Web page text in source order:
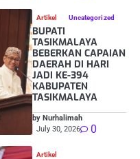
Artikel Uncategorized
BUPATI
TASIKMALAYA
BEBERKAN CAPAIAN
DAERAH DI HARI
JADI KE-394
KABUPATEN
TASIKMALAYA
by Nurhalimah
July 30, 2026
0
Artikel